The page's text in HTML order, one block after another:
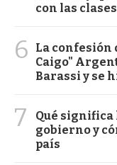
con las clases
6
La confesión
Caigo"
Barassi y se
7
Qué significa
gobierno y
país